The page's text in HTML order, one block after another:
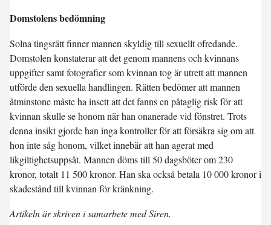
Domstolens bedömning
Solna tingsrätt finner mannen skyldig till sexuellt ofredande.
Domstolen konstaterar att det genom mannens och kvinnans
uppgifter samt fotografier som kvinnan tog är utrett att mannen
utförde den sexuella handlingen. Rätten bedömer att mannen
åtminstone måste ha insett att det fanns en påtaglig risk för att
kvinnan skulle se honom när han onanerade vid fönstret. Trots
denna insikt gjorde han inga kontroller för att försäkra sig om att
hon inte såg honom, vilket innebär att han agerat med
likgiltighetsuppsåt. Mannen döms till 50 dagsböter om 230
kronor, totalt 11 500 kronor. Han ska också betala 10 000 kronor i
skadestånd till kvinnan för kränkning.
Artikeln är skriven i samarbete med Siren.